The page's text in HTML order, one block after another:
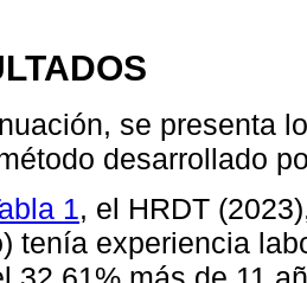
se presenta
desarrollado
1, el HRDT
tenía experiencia